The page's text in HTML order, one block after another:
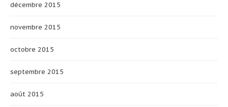
décembre 2015
novembre 2015
octobre 2015
septembre 2015
août 2015